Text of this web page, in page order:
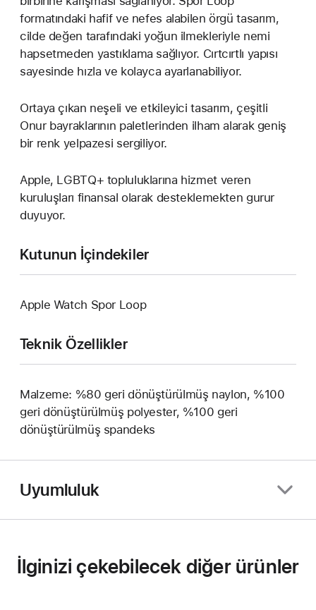
formatındaki hafif ve nefes alabilen örgü tasarım,
cilde değen tarafındaki yoğun ilmekleriyle nemi
hapsetmeden yastıklama sağlıyor. Cırtcırtlı yapısı
sayesinde hızla ve kolayca ayarlanabiliyor.
Ortaya çıkan neşeli ve etkileyici tasarım, çeşitli
Onur bayraklarının paletlerinden ilham alarak geniş
bir renk yelpazesi sergiliyor.
Apple, LGBTQ+ topluluklarına hizmet veren
kuruluşları finansal olarak desteklemekten gurur
duyuyor.
Kutunun İçindekiler
Apple Watch Spor Loop
Teknik Özellikler
Malzeme: %80 geri dönüştürülmüş naylon, %100
geri dönüştürülmüş polyester, %100 geri
dönüştürülmüş spandeks
Uyumluluk
İlginizi çekebilecek diğer ürünler